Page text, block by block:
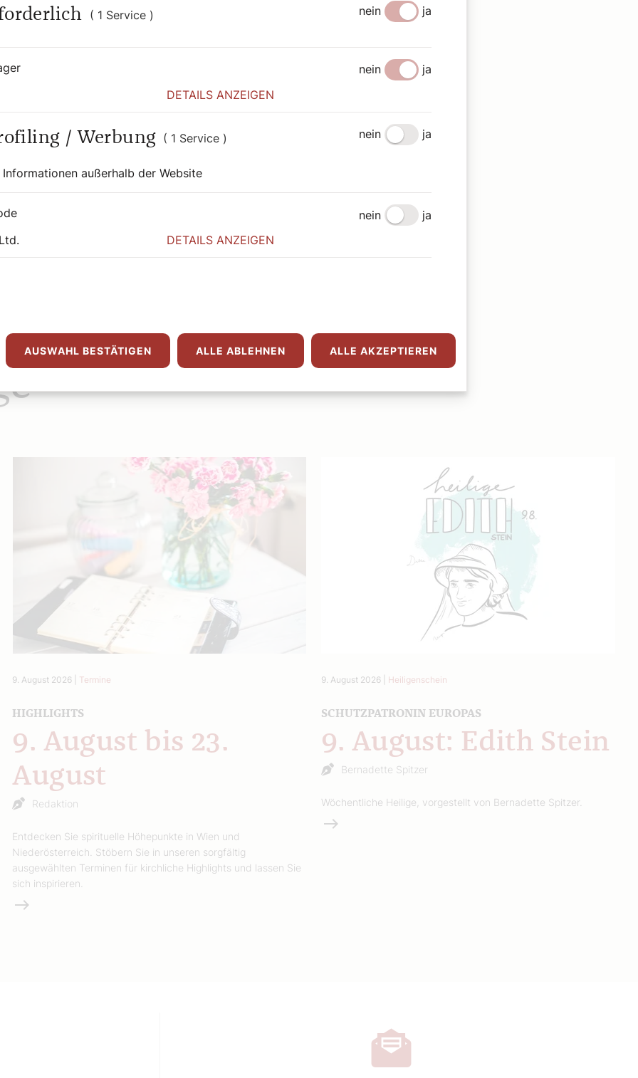
Hinweis dafür, dass sie den Lohn für
ist: An der linken Stirnseite
verschlossen ist, um in den
ein Tuch, was auch immer an
zu bekommen.
9. August 2026 Termine
HIGHLIGHTS
9. August bis 23.
August
Redaktion
Entdecken Sie spirituelle Höhepunkte in Wien und
Niederösterreich. Stöbern Sie in unseren sorgfältig
ausgewählten Terminen für kirchliche Highlights und lassen Sie
sich inspirieren.
Weiterlesen
9. August 2026 Heiligenschein
SCHUTZPATRONIN EUROPAS
9. August: Edith Stein
Bernadette Spitzer
Wöchentliche Heilige, vorgestellt von Bernadette Spitzer.
Weiterlesen
( 1 Service ) nein ja
nein
ja
DETAILS ANZEIGEN
/ Werbung ( 1 Service )
außerhalb der Website
nein ja
nein
ja
DETAILS ANZEIGEN
AUSWAHL BESTÄTIGEN ALLE ABLEHNEN ALLE AKZEPTIEREN